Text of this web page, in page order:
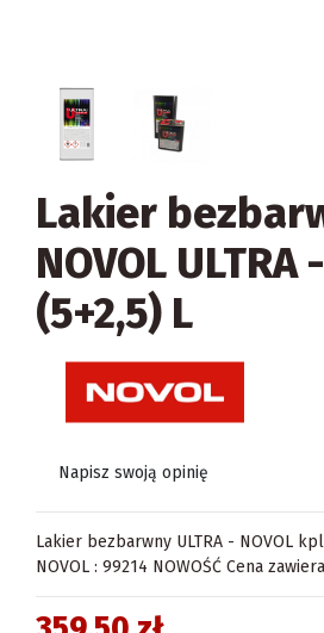
Lakier
NOVOL ULTRA
(5+2,5) L
Napisz swoją opinię
Lakier bezbarwny ULTRA - NOVOL
NOVOL : 99214 NOWOŚĆ Cena